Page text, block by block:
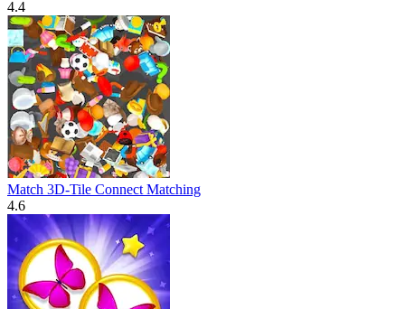
4.4
Match 3D-Tile Connect Matching
4.6